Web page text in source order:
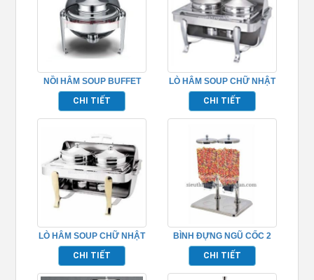
NỒI HÂM SOUP BUFFET
TP697008
CHI TIẾT
LÒ HÂM SOUP CHỮ NHẬT
– TP697024
CHI TIẾT
LÒ HÂM SOUP CHỮ NHẬT
– TP697028
CHI TIẾT
BÌNH ĐỰNG NGŨ CỐC 2
NGĂN INOX TP697050
CHI TIẾT